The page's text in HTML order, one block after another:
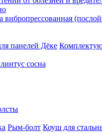
вибропрессованная
панелей Дёке
сосна
Рым-болт Коуш для